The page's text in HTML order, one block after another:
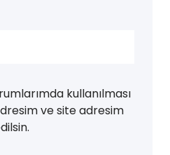
kullanılması
ve site adresim